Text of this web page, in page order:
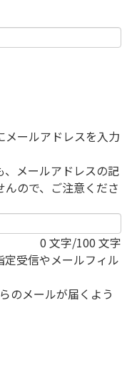
ールアドレスを入力
メールアドレスの記
ので、ご注意くださ
0 文字/100 文字
受信やメールフィル
のメールが届くよう